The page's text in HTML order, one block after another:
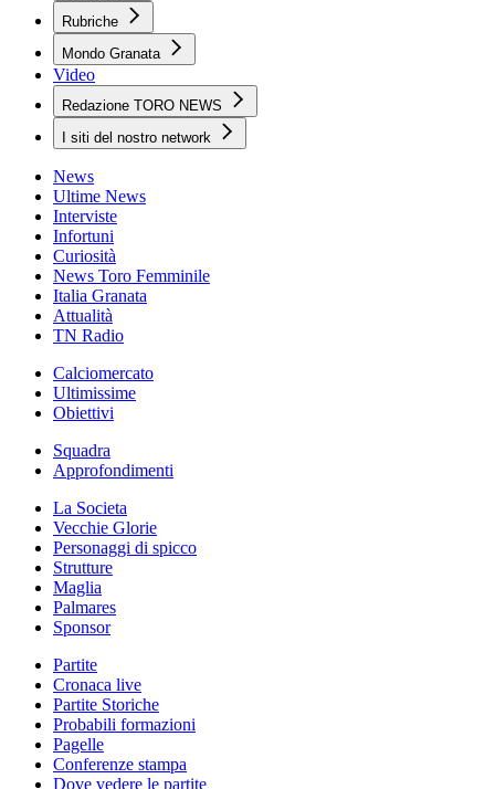
Rubriche
Mondo Granata
Video
Redazione TORO NEWS
I siti del nostro network
News
Ultime News
Interviste
Infortuni
Curiosità
News Toro Femminile
Italia Granata
Attualità
TN Radio
Calciomercato
Ultimissime
Obiettivi
Squadra
Approfondimenti
La Societa
Vecchie Glorie
Personaggi di spicco
Strutture
Maglia
Palmares
Sponsor
Partite
Cronaca live
Partite Storiche
Probabili formazioni
Pagelle
Conferenze stampa
Dove vedere le partite